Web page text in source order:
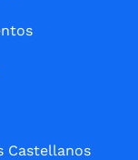
Castellanos